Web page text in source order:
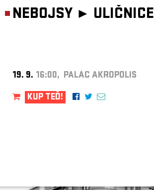
NEBOJSY ► ULIČNICE
19. 9. 16:00, PALÁC AKROPOLIS
KUP TEĎ!